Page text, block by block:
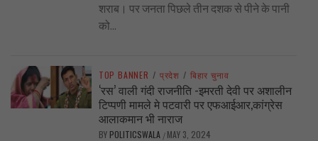
शराब। पर जनता पिछले तीन दशक से पीने के पानी
को...
TOP BANNER / प्रदेश / बिहार चुनाव
‘रस’ वाली गंदी राजनीति -इमरती देवी पर अशालीन
टिप्पणी मामले मे पटवारी पर एफआईआर,कांग्रेस
आलाकमान भी नाराज
BY POLITICSWALA / MAY 3, 2024